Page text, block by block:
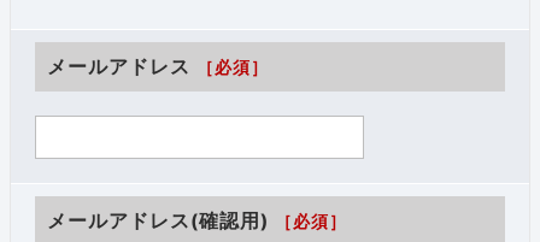
メールアドレス ［必須］
メールアドレス(確認用) ［必須］